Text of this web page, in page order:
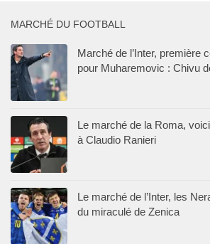
MARCHÉ DU FOOTBALL
Marché de l’Inter, première
pour Muharemovic : Chivu
Le marché de la Roma,
à Claudio Ranieri
Le marché de l’Inter, les
du miraculé de Zenica